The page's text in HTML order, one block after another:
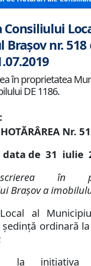
Consiliului
Brașov nr. 518
în proprietatea
DE 1186.
HOTĂRÂREA Nr.
data de 31 iulie
în
Braşov a
al
ordinară
la inițiativa